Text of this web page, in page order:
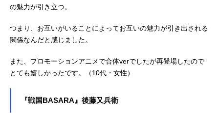
の魅力が引き立つ。
つまり、お互いがいることによってお互いの魅力が引き出される
関係なんだと感じました。
また、プロモーションアニメで合体verでしたが再登場したので
とても嬉しかったです。（10代・女性）
『戦国BASARA』後藤又兵衛